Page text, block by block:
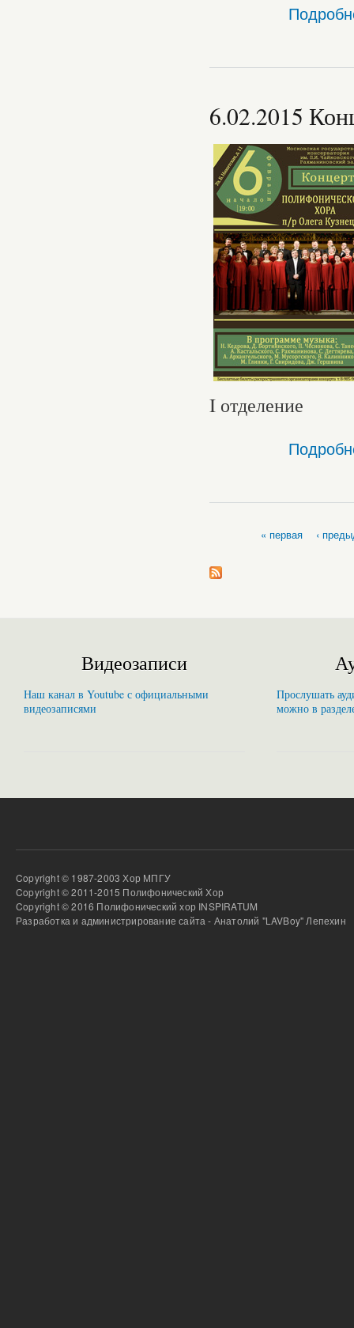
6.02.2015
I отделение
« первая ‹
Видеозаписи
Наш канал в Youtube с официальными
видеозаписями
Прослушать
можно в
Copyright © 1987-2003 Хор МПГУ
Copyright © 2011-2015 Полифонический Хор
Copyright © 2016 Полифонический хор INSPIRATUM
Разработка и администрирование сайта - Анатолий "LAVBoy" Лепехин